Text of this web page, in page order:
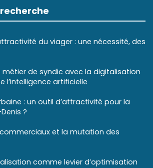
du viager : une nécessité, des
métier de syndic avec la digitalisation
l’intelligence artificielle
: un outil d’attractivité pour la
?
et la mutation des
comme levier d’optimisation